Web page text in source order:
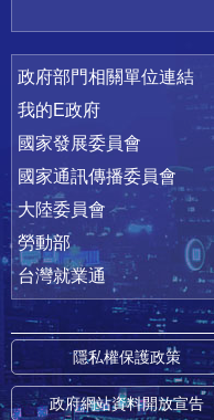
政府部門相關單位連結
我的E政府
國家發展委員會
國家通訊傳播委員會
大陸委員會
勞動部
台灣就業通
隱私權保護政策
政府網站資料開放宣告